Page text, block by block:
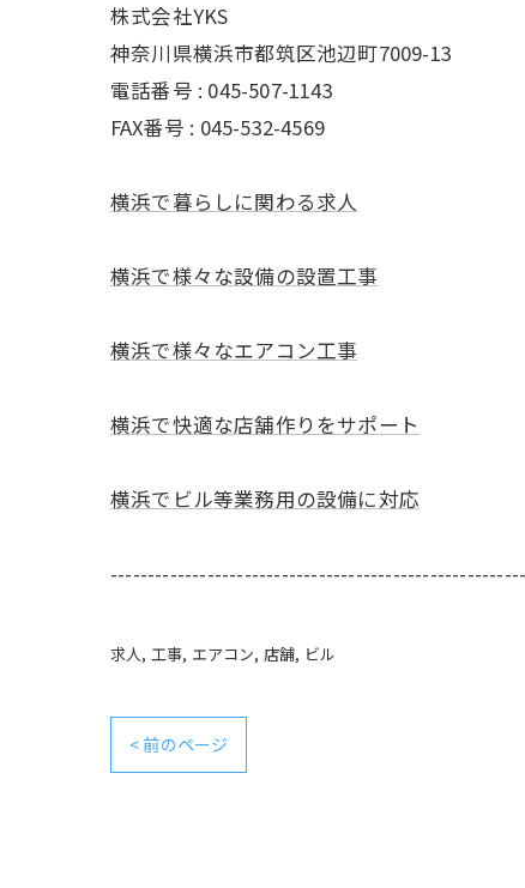
株式会社YKS
神奈川県横浜市都筑区池辺町7009-13
電話番号 : 045-507-1143
FAX番号 : 045-532-4569
横浜で暮らしに関わる求人
横浜で様々な設備の設置工事
横浜で様々なエアコン工事
横浜で快適な店舗作りをサポート
横浜でビル等業務用の設備に対応
求人 工事 エアコン 店舗 ビル
< 前のページ